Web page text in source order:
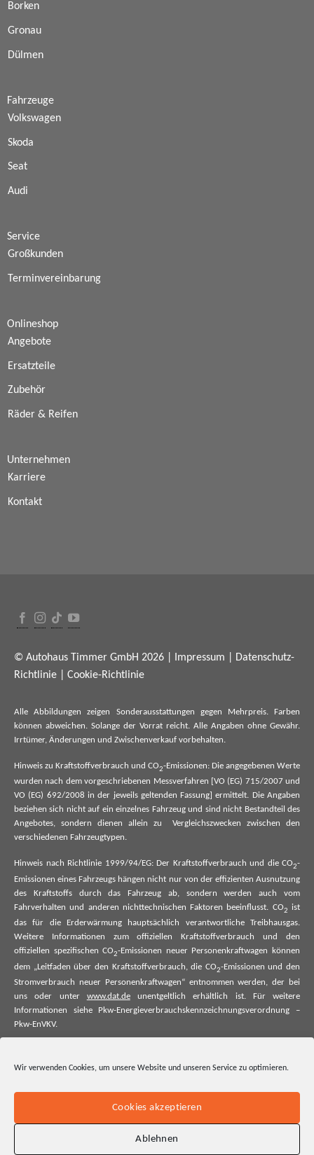
Wir verwenden Cookies, um unsere Website und unseren Service zu optimieren.
Cookies akzeptieren
Ablehnen
Borken
Gronau
Dülmen
Fahrzeuge
Volkswagen
Skoda
Seat
Audi
Service
Großkunden
Terminvereinbarung
Onlineshop
Angebote
Ersatzteile
Zubehör
Räder & Reifen
Unternehmen
Karriere
Kontakt
© Autohaus Timmer GmbH 2026 | Impressum
Datenschutz-
Richtlinie
Cookie-Richtlinie
Alle Abbildungen zeigen Sonderausstattungen gegen Mehrpreis. Farben
können abweichen. Solange der Vorrat reicht. Alle Angaben ohne Gewähr.
Irrtümer, Änderungen und Zwischenverkauf vorbehalten.
Hinweis zu Kraftstoffverbrauch und CO2-Emissionen: Die angegebenen Werte
wurden nach dem vorgeschriebenen Messverfahren [VO (EG) 715/2007 und
VO (EG) 692/2008 in der jeweils geltenden Fassung] ermittelt. Die Angaben
beziehen sich nicht auf ein einzelnes Fahrzeug und sind nicht Bestandteil des
Angebotes, sondern dienen allein zu Vergleichszwecken zwischen den
verschiedenen Fahrzeugtypen.
Hinweis nach Richtlinie 1999/94/EG: Der Kraftstoffverbrauch und die CO2-
Emissionen eines Fahrzeugs hängen nicht nur von der effizienten Ausnutzung
des Kraftstoffs durch das Fahrzeug ab, sondern werden auch vom
Fahrverhalten und anderen nichttechnischen Faktoren beeinflusst. CO2 ist
das für die Erderwärmung hauptsächlich verantwortliche Treibhausgas.
Weitere Informationen zum offiziellen Kraftstoffverbrauch und den
offiziellen spezifischen CO2-Emissionen neuer Personenkraftwagen können
dem „Leitfaden über den Kraftstoffverbrauch, die CO2-Emissionen und den
Stromverbrauch neuer Personenkraftwagen“ entnommen werden, der bei
uns oder unter www.dat.deunentgeltlich erhältlich ist. Für weitere
Informationen siehe Pkw-Energieverbrauchskennzeichnungsverordnung –
Pkw-EnVKV.
offiziellen spezifischen CO₂-Emissionen und ggf. zum Stromverbrauch neuer
offiziellen spezifischen CO₂-Emissionen und den offiziellen Stromverbrauch
neuer Pkw entnommen werden. Dieser ist an allen Verkaufsstellen und bei
der Deutschen Automobil Treuhand GmbH unentgeltlich erhältlich, sowie